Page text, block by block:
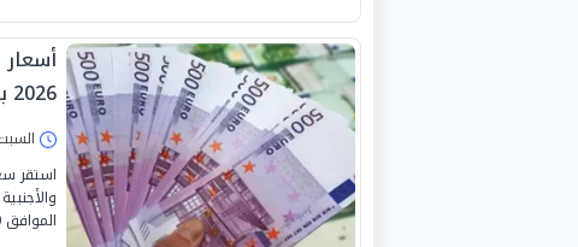
2026 بالبنوك
السبت 20/يونيو/2026 -
استقر
الموافق 20 يونيو 2026.